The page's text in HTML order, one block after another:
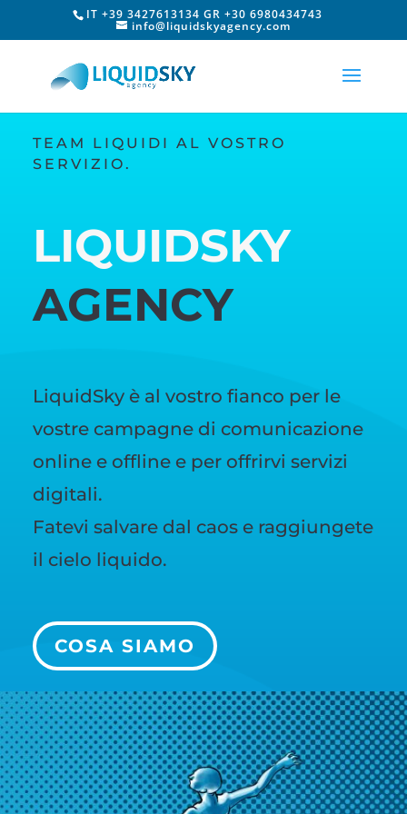
IT +39 3427613134 GR +30 6980434743
info@liquidskyagency.com
TEAM LIQUIDI AL VOSTRO
SERVIZIO.
LIQUIDSKY
AGENCY
LiquidSky è al vostro fianco per le
vostre campagne di comunicazione
online e offline e per offrirvi servizi
digitali.
Fatevi salvare dal caos e raggiungete
il cielo liquido.
COSA SIAMO